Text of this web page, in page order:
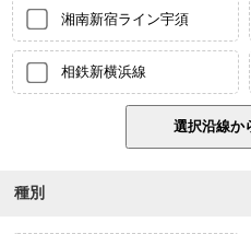
湘南新宿ライン宇須
相鉄新横浜線
種別